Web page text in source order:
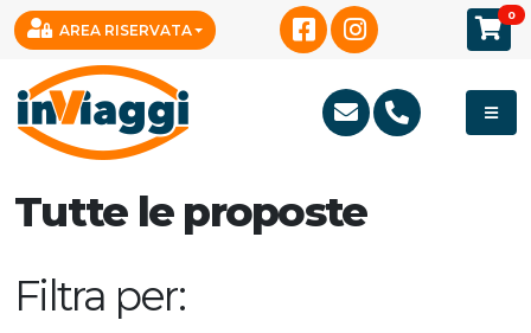
AREA RISERVATA
0
Tutte le proposte
Filtra per: